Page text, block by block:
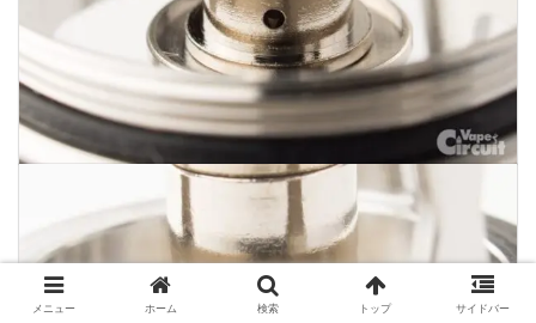
メニュー ホーム 検索 トップ サイドバー